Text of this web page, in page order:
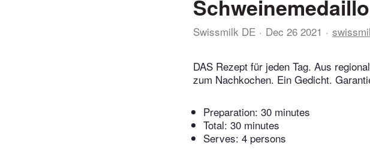
Swissmilk DE Dec 26 2021
DAS Rezept für jeden Tag. Aus
zum Nachkochen. Ein Gedicht.
Preparation: 30 minutes
Total: 30 minutes
Serves: 4 persons